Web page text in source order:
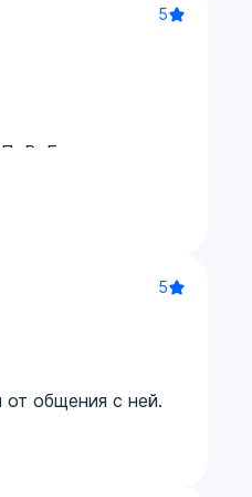
5
В. Была очень
Иных
5
общения с ней.